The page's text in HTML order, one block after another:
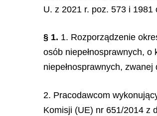
U. z 2021 r. poz. 573 i
§ 1. 1. Rozporządzenie
osób niepełnosprawnych,
niepełnosprawnych, zwanej
2. Pracodawcom
Komisji (UE) nr 651/2014 z